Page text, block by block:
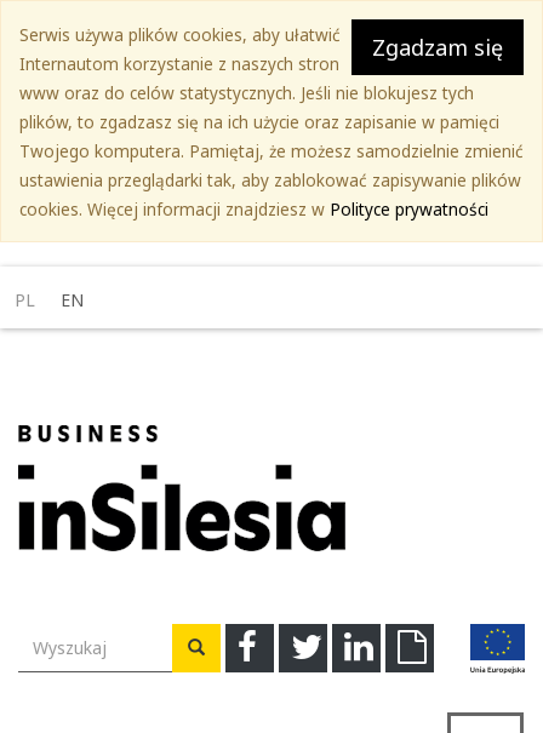
treści
głównej
Zgadzam się
Serwis używa plików cookies, aby ułatwić
Internautom korzystanie z naszych stron
www oraz do celów statystycznych. Jeśli nie blokujesz tych
plików, to zgadzasz się na ich użycie oraz zapisanie w pamięci
Twojego komputera. Pamiętaj, że możesz samodzielnie zmienić
ustawienia przeglądarki tak, aby zablokować zapisywanie plików
cookies. Więcej informacji znajdziesz w Polityce prywatności
PL EN
FacebookTwitterLinkedinDownload
Wyszukiwarka Wyszukaj